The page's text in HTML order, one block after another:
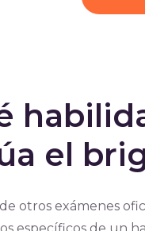
el
otros exámenes